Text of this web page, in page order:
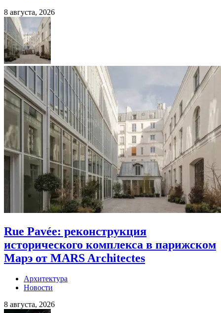
8 августа, 2026
Rue Pavée: реконструкция
исторического комплекса в парижском
Марэ от MARS Architectes
Архитектура
Новости
8 августа, 2026